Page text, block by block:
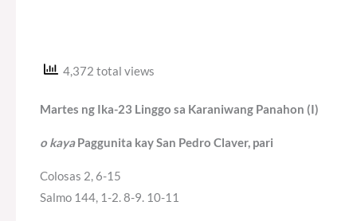
4,372 total views
Martes ng Ika-23 Linggo sa Karaniwang Panahon (I)
o kayaPaggunita kay San Pedro Claver, pari
Colosas 2, 6-15
Salmo 144, 1-2. 8-9. 10-11